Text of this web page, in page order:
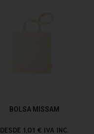
BOLSA MISSAM
DESDE 1,01 € IVA INC.